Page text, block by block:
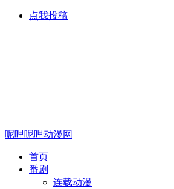
点我投稿
呢哩呢哩动漫网
首页
番剧
连载动漫